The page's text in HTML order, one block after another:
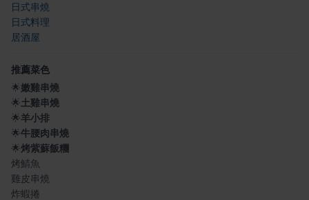
日式串燒
日式料理
居酒屋
推薦菜色
🌟嫩雞串燒
🌟土雞串燒
🌟羊小排
🌟牛腰肉串燒
🌟烤紫蘇飯糰
烤鯖魚
雞皮串燒
炸蝦捲